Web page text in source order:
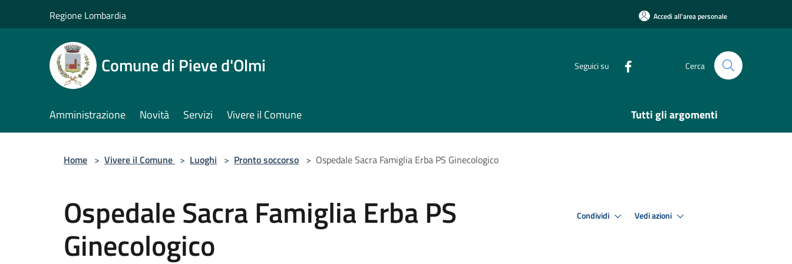
Regione Lombardia Accedi all'area personale
Comune di Pieve d'Olmi Seguici su Cerca
Amministrazione Novità Servizi Vivere il Comune Tutti gli argomenti
Home > Vivere il Comune > Luoghi > Pronto soccorso > Ospedale Sacra Famiglia Erba PS Ginecologico
Ospedale Sacra Famiglia Erba PS
Ginecologico
Condividi Vedi azioni